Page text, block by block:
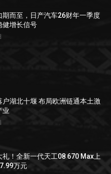
期而至，日产汽车26财年一季度
健增长信号
户湖北十堰 布局欧洲链通本土激
业
礼！全新一代天工08 670 Max上
万元